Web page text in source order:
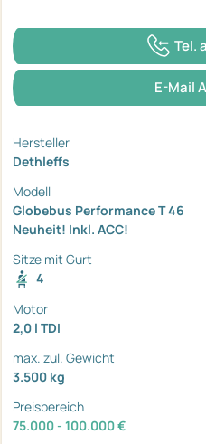
Tel.
E-Mail
Hersteller
Dethleffs
Modell
Globebus Performance T 46
Neuheit! Inkl. ACC!
Sitze mit Gurt
4
Motor
2,0 l TDI
max. zul. Gewicht
3.500 kg
Preisbereich
75.000 - 100.000 €